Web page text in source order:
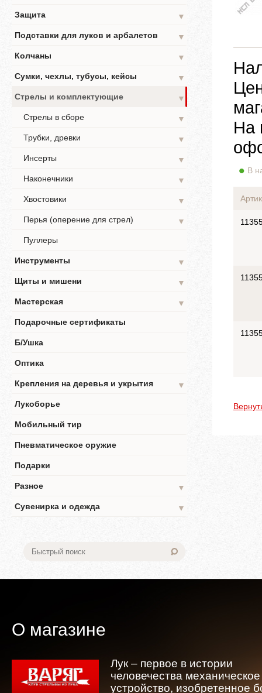
Защита
▼
Подставки для луков и арбалетов
▼
Колчаны
▼
Сумки, чехлы, тубусы, кейсы
▼
Стрелы и комплектующие
▼
Стрелы в сборе
▼
Трубки, древки
▼
Инсерты
▼
Наконечники
▼
Хвостовики
▼
Перья (оперение для стрел)
▼
Пуллеры
Инструменты
▼
Щиты и мишени
▼
Мастерская
▼
Подарочные сертификаты
Б/Ушка
Оптика
Крепления на деревья и укрытия
▼
Лукоборье
Мобильный тир
Пневматическое оружие
Подарки
Разное
▼
Сувенирка и одежда
▼
На
В
О магазине
Лук – первое в истории
человечества механическое
устройство, изобретенное